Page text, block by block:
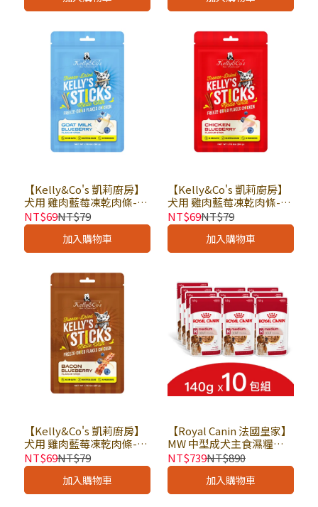
【Kelly&Co's 凱莉廚房】
犬用 雞肉藍莓凍乾肉條-山
羊奶風味 1.76oz(50g) ×
包｜狗零食 狗點心 寵物零
食 凱莉廚房凍乾
NT$69NT$79
加入購物車
【Kelly&Co's 凱莉廚房】
犬用 雞肉藍莓凍乾肉條-煙
燻風味 1.76oz(50g) × 包
｜狗零食 狗點心 寵物零食
凱莉廚房凍乾
NT$69NT$79
加入購物車
【Kelly&Co's 凱莉廚房】
犬用 雞肉藍莓凍乾肉條-牛
肉培根風味 1.76oz(50g) ×
包｜狗零食 狗點心 寵物零
食 凱莉廚房凍乾
NT$69NT$79
加入購物車
【Royal Canin 法國皇家】
MW 中型成犬主食濕糧
140g × 10包組｜狗主食餐
包 狗主食罐 皇家犬濕糧｜
歐洲進口
NT$739NT$890
加入購物車